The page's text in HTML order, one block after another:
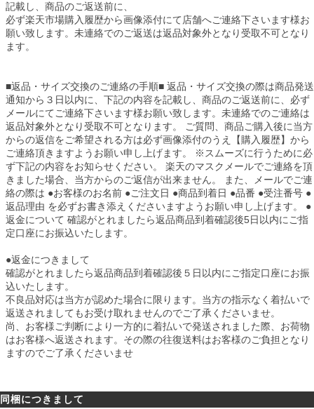
記載し、商品のご返送前に、
必ず楽天市場購入履歴から画像添付にて店舗へご連絡下さいます様お
願い致します。未連絡でのご返送は返品対象外となり受取不可となり
ます。
■返品・サイズ交換のご連絡の手順■ 返品・サイズ交換の際は商品発送
通知から３日以内に、下記の内容を記載し、商品のご返送前に、必ず
メールにてご連絡下さいます様お願い致します。未連絡でのご連絡は
返品対象外となり受取不可となります。 ご質問、商品ご購入後に当方
からの返信をご希望される方は必ず画像添付のうえ【購入履歴】から
ご連絡頂きますようお願い申し上げます。 ※スムーズに行うために必
ず下記の内容をお知らせください。 楽天のマスクメールでご連絡を頂
きました場合、当方からのご返信が出来ません。 また、メールでご連
絡の際は ●お客様のお名前 ●ご注文日 ●商品到着日 ●品番 ●受注番号 ●
返品理由 を必ずお書き添えくださいますようお願い申し上げます。 ●
返金について 確認がとれましたら返品商品到着確認後5日以内にご指
定口座にお振込いたします。
●返金につきまして
確認がとれましたら返品商品到着確認後５日以内にご指定口座にお振
込いたします。
不良品対応は当方が認めた場合に限ります。当方の指示なく着払いで
返送されましてもお受け取れませんのでご了承くださいませ。
尚、お客様ご判断により一方的に着払いで発送されました際、お荷物
はお客様へ返送されます。その際の往復送料はお客様のご負担となり
ますのでご了承くださいませ
同梱につきまして